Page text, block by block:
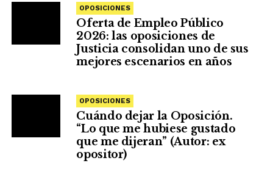
OPOSICIONES
Oferta de Empleo Público
2026: las oposiciones de
Justicia consolidan uno de sus
mejores escenarios en años
OPOSICIONES
Cuándo dejar la Oposición.
“Lo que me hubiese gustado
que me dijeran” (Autor: ex
opositor)